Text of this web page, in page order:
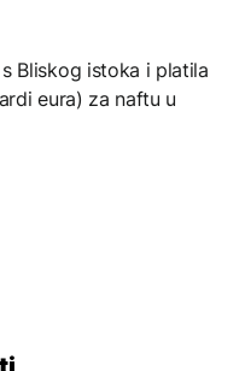
Bliskog istoka i platila
eura) za naftu u